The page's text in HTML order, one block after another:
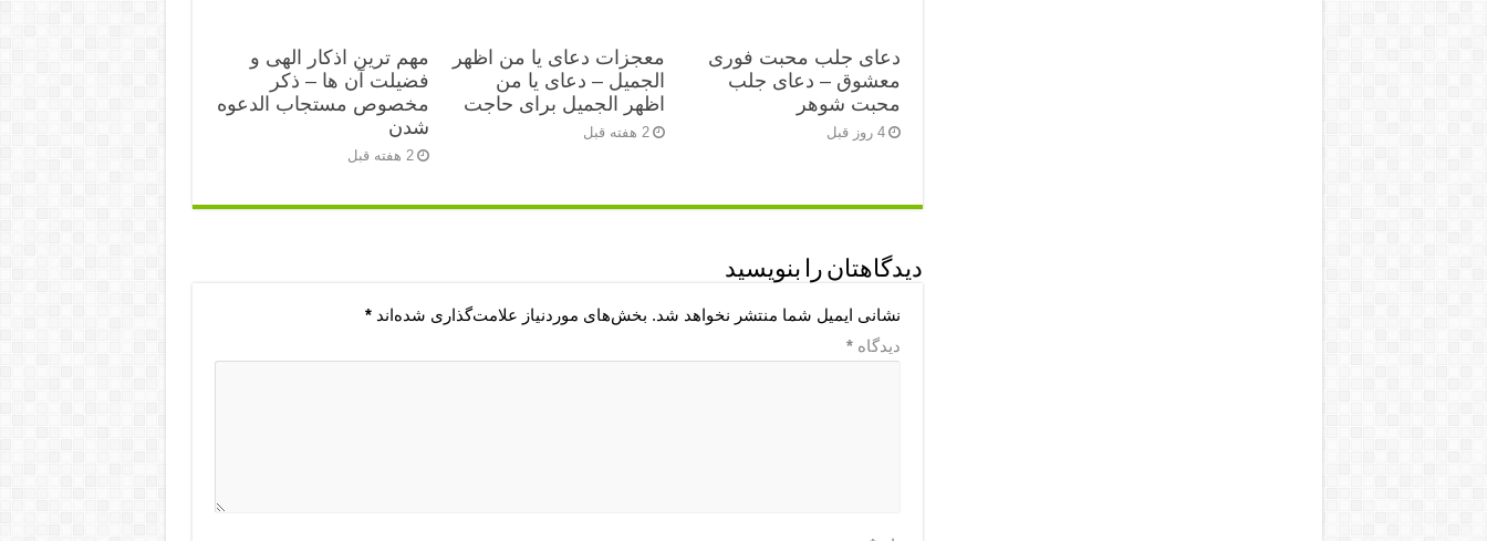
دعای جلب محبت فوری
معشوق – دعای جلب
محبت شوهر
4 روز قبل
معجزات دعای یا من اظهر
الجمیل – دعای یا من
اظهر الجمیل برای حاجت
2 هفته قبل
مهم ترین اذکار الهی و
فضیلت آن ها – ذکر
مخصوص مستجاب الدعوه
شدن
2 هفته قبل
دیدگاهتان را بنویسید
نشانی ایمیل شما منتشر نخواهد شد. بخش‌های موردنیاز علامت‌گذاری شده‌اند*
دیدگاه*